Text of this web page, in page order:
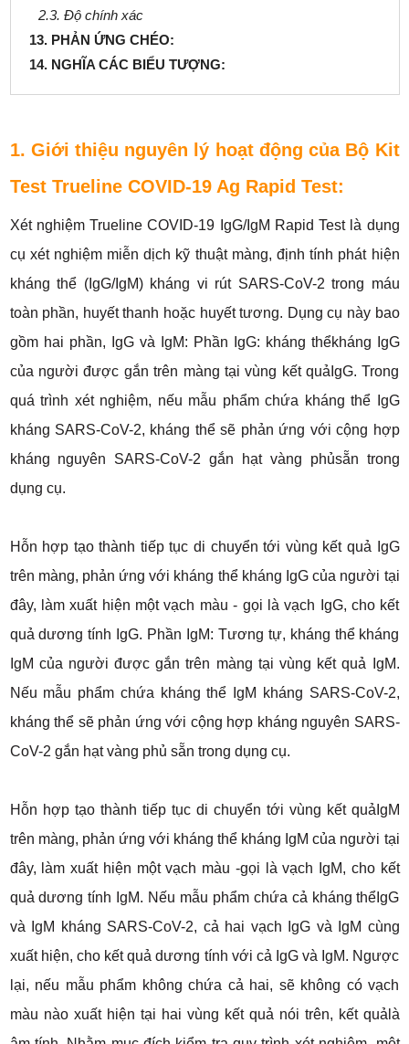
2.3. Độ chính xác
13. PHẢN ỨNG CHÉO:
14. NGHĨA CÁC BIỂU TƯỢNG:
1. Giới thiệu nguyên lý hoạt động của Bộ Kit
Test Trueline COVID-19 Ag Rapid Test:
Xét nghiệm Trueline COVID-19 IgG/IgM Rapid Test là dụng
cụ xét nghiệm miễn dịch kỹ thuật màng, định tính phát hiện
kháng thể (IgG/IgM) kháng vi rút SARS-CoV-2 trong máu
toàn phần, huyết thanh hoặc huyết tương. Dụng cụ này bao
gồm hai phần, IgG và IgM: Phần IgG: kháng thểkháng IgG
của người được gắn trên màng tại vùng kết quảIgG. Trong
quá trình xét nghiệm, nếu mẫu phẩm chứa kháng thể IgG
kháng SARS-CoV-2, kháng thể sẽ phản ứng với cộng hợp
kháng nguyên SARS-CoV-2 gắn hạt vàng phủsẵn trong
dụng cụ.
Hỗn hợp tạo thành tiếp tục di chuyển tới vùng kết quả IgG
trên màng, phản ứng với kháng thể kháng IgG của người tại
đây, làm xuất hiện một vạch màu - gọi là vạch IgG, cho kết
quả dương tính IgG. Phần IgM: Tương tự, kháng thể kháng
IgM của người được gắn trên màng tại vùng kết quả IgM.
Nếu mẫu phẩm chứa kháng thể IgM kháng SARS-CoV-2,
kháng thể sẽ phản ứng với cộng hợp kháng nguyên SARS-
CoV-2 gắn hạt vàng phủ sẵn trong dụng cụ.
Hỗn hợp tạo thành tiếp tục di chuyển tới vùng kết quảIgM
trên màng, phản ứng với kháng thể kháng IgM của người tại
đây, làm xuất hiện một vạch màu -gọi là vạch IgM, cho kết
quả dương tính IgM. Nếu mẫu phẩm chứa cả kháng thểIgG
và IgM kháng SARS-CoV-2, cả hai vạch IgG và IgM cùng
xuất hiện, cho kết quả dương tính với cả IgG và IgM. Ngược
lại, nếu mẫu phẩm không chứa cả hai, sẽ không có vạch
màu nào xuất hiện tại hai vùng kết quả nói trên, kết quảlà